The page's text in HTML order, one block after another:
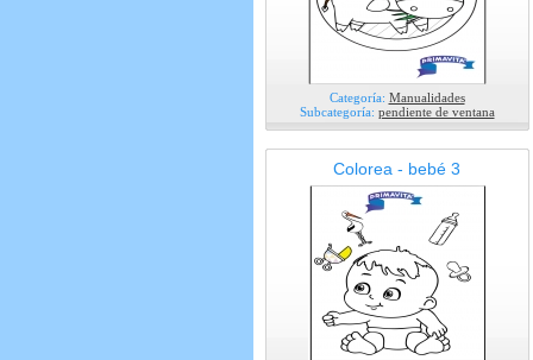
Categoría: Manualidades
Subcategoría: pendiente de ventana
Colorea - bebé 3